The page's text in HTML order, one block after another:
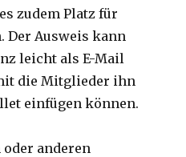
zudem Platz für
Der Ausweis kann
leicht als E-Mail
die Mitglieder ihn
einfügen können.
anderen